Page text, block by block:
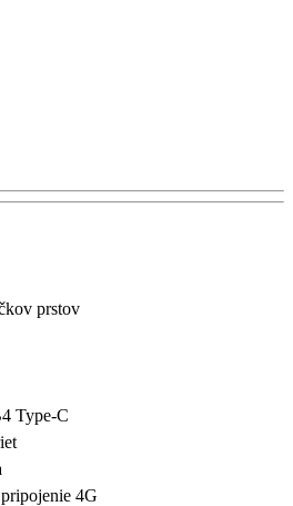
prstov
Type-C
4G